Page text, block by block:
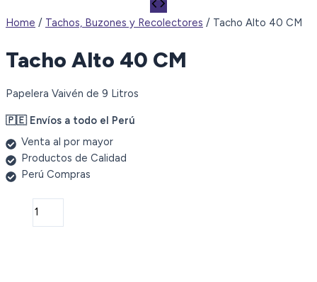
Home / Tachos, Buzones y Recolectores / Tacho Alto 40 CM
Tacho Alto 40 CM
Papelera Vaivén de 9 Litros
🇵🇪 Envíos a todo el Perú
Venta al por mayor
Productos de Calidad
Perú Compras